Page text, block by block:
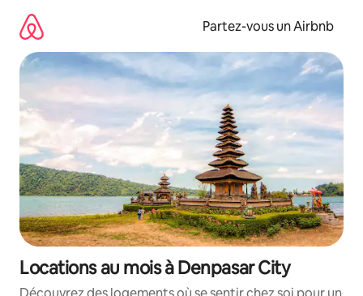
directement
contenu
Partez-vous un Airbnb
Locations au mois à Denpasar City